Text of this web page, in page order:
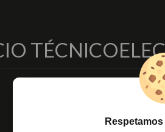
TÉCNICO
Entregas y Devoluciones